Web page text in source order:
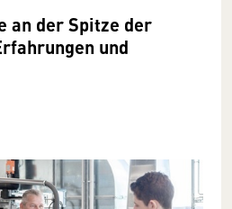
an der Spitze der
und